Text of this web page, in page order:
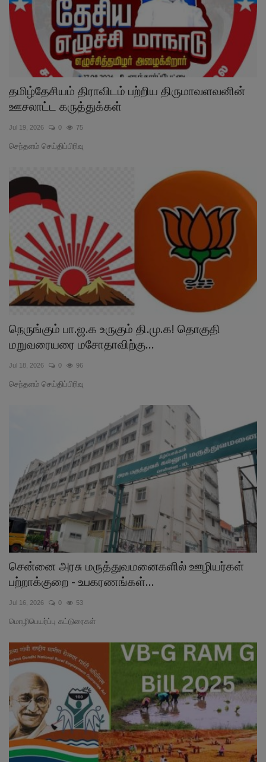
தமிழ்தேசியம் திராவிடம் பற்றிய திருமாவளவனின்
ஊசலாட்ட கருத்துக்கள்
Jul 19, 2026 0 75
செந்தளம் செய்திப்பிரிவு
நெருங்கும் பா.ஜ.க உருகும் தி.மு.க! தொகுதி
மறுவரையரை மசோதாவிற்கு...
Jul 18, 2026 0 96
செந்தளம் செய்திப்பிரிவு
சென்னை அரசு மருத்துவமனைகளில் ஊழியர்கள்
பற்றாக்குறை - உபகரணங்கள்...
Jul 16, 2026 0 53
மொழிபெயர்ப்பு கட்டுரைகள்